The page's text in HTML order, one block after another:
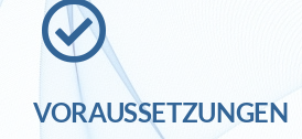
VORAUSSETZUNGEN